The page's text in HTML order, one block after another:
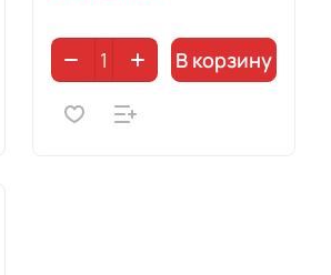
В корзину